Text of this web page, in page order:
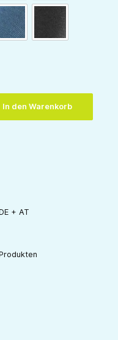
denim-blau anthrazit
In den Warenkorb
+ AT